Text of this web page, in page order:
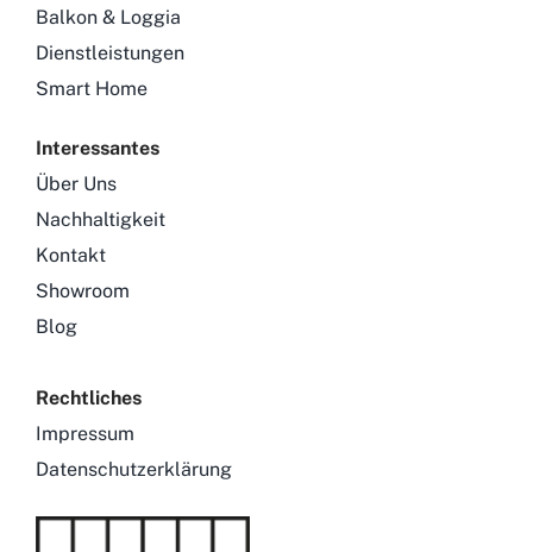
Balkon & Loggia
Dienstleistungen
Smart Home
Interessantes
Über Uns
Nachhaltigkeit
Kontakt
Showroom
Blog
Rechtliches
Impressum
Datenschutzerklärung